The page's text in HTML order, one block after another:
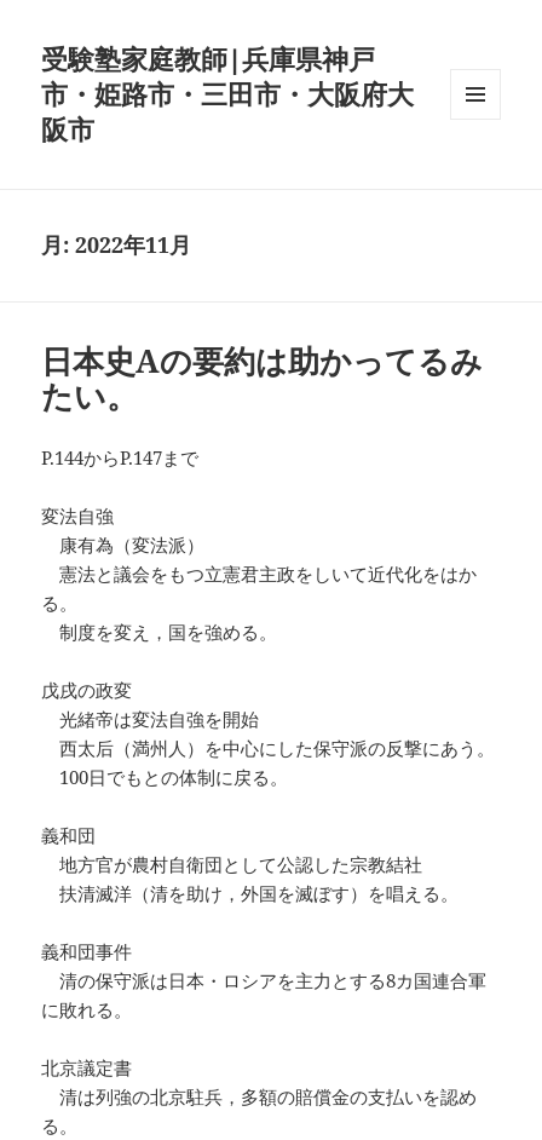
受験塾家庭教師|兵庫県神戸
市・姫路市・三田市・大阪府大
阪市
月:2022年11月
日本史Aの要約は助かってるみ
たい。
P.144からP.147まで
変法自強
康有為（変法派）
憲法と議会をもつ立憲君主政をしいて近代化をはか
る。
制度を変え，国を強める。
戊戌の政変
光緒帝は変法自強を開始
西太后（満州人）を中心にした保守派の反撃にあう。
100日でもとの体制に戻る。
義和団
地方官が農村自衛団として公認した宗教結社
扶清滅洋（清を助け，外国を滅ぼす）を唱える。
義和団事件
清の保守派は日本・ロシアを主力とする8カ国連合軍
に敗れる。
北京議定書
清は列強の北京駐兵，多額の賠償金の支払いを認め
る。